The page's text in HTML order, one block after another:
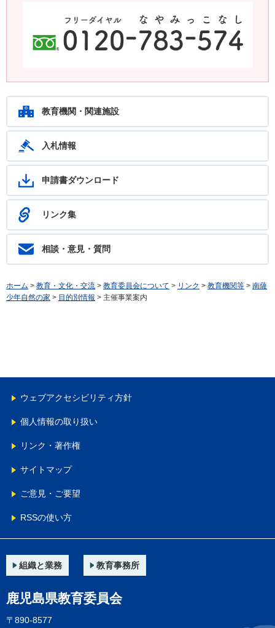
ます。フリーダイヤル：0120-783-574
教育機関・関連施設
入札情報
申請書ダウンロード
リンク集
相談・意見・質問
ホーム > 教育・文化・交流 > 教育委員会について > リンク > 教育機関等 > 南薩
少年自然の家 > 目的別情報 > 主催事業案内
ウェブアクセシビリティ方針
個人情報の取り扱い
リンク・著作権
サイトマップ
ご意見・ご要望
RSSの使い方
組織と業務 教育事務所
鹿児島県教育委員会
〒890-8577